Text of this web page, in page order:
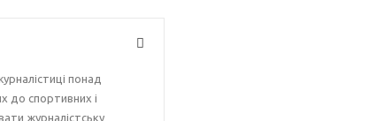
понад
до спортивних і
журналістську